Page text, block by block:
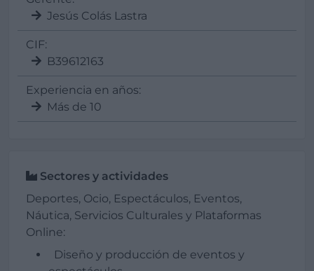
Jesús Colás Lastra
CIF:
B39612163
Experiencia en años:
Más de 10
Sectores y actividades
Deportes, Ocio, Espectáculos, Eventos,
Náutica, Servicios Culturales y Plataformas
Online:
Diseño y producción de eventos y